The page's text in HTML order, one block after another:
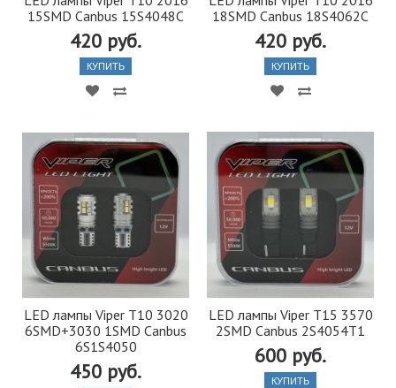
15SMD Canbus 15S4048C
420 руб.
КУПИТЬ
18SMD Canbus 18S4062C
420 руб.
КУПИТЬ
LED лампы Viper Т10 3020
6SMD+3030 1SMD Canbus
6S1S4050
450 руб.
LED лампы Viper Т15 3570
2SMD Canbus 2S4054T1
600 руб.
КУПИТЬ